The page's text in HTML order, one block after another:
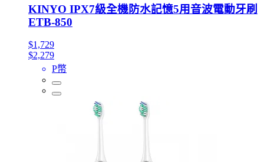
KINYO IPX7級全機防水記憶5用音波電動牙刷
ETB-850
$1,729
$2,279
P幣